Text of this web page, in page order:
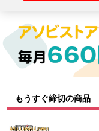
ゲーム
EVENT
アイドルマスター ミリオ
アイドルマスター SideM
学園アイドルマスター
もうすぐ締切の商品